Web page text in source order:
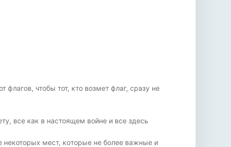
флагов, чтобы тот, кто возмет флаг, сразу не
все как в настоящем войне и все здесь
некоторых мест, кoторые не более важные и